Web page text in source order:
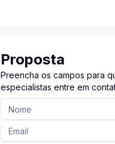
Proposta
Preencha os campos para
especialistas entre em